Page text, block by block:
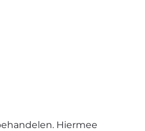
Hiermee